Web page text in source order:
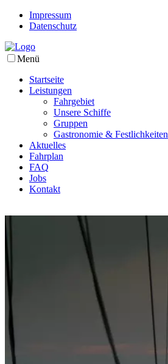
Impressum
Datenschutz
Menü
Startseite
Leistungen
Fahrgebiet
Unsere Schiffe
Gruppen
Gastronomie & Festlichkeiten
Aktuelles
Fahrplan
FAQ
Jobs
Kontakt